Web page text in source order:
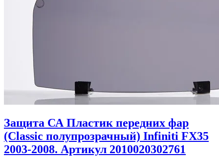
Защита СА Пластик передних фар
(Classic полупрозрачный) Infiniti FX35
2003-2008. Артикул 2010020302761